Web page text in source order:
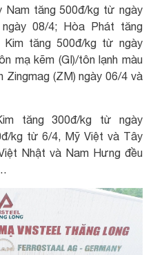
Nam tăng 500đ/kg từ ngày
08/4; Hòa Phát tăng
tăng 500đ/kg từ ngày
mạ kẽm (GI)/tôn lạnh màu
(ZM) ngày 06/4 và
tăng 300đ/kg từ ngày
kg từ 6/4, Mỹ Việt và Tây
Nhật và Nam Hưng đều